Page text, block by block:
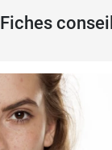
Fiches